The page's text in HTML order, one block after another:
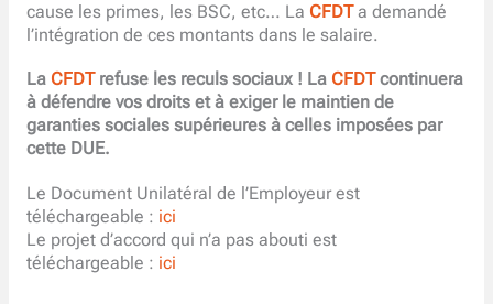
cause les primes, les BSC, etc… La CFDTa demandé
l’intégration de ces montants dans le salaire.
La CFDTrefuse les reculs sociaux ! La CFDTcontinuera
à défendre vos droits et à exiger le maintien de
garanties sociales supérieures à celles imposées par
cette DUE.
Le Document Unilatéral de l’Employeur est
téléchargeable : ici
Le projet d’accord qui n’a pas abouti est
téléchargeable : ici